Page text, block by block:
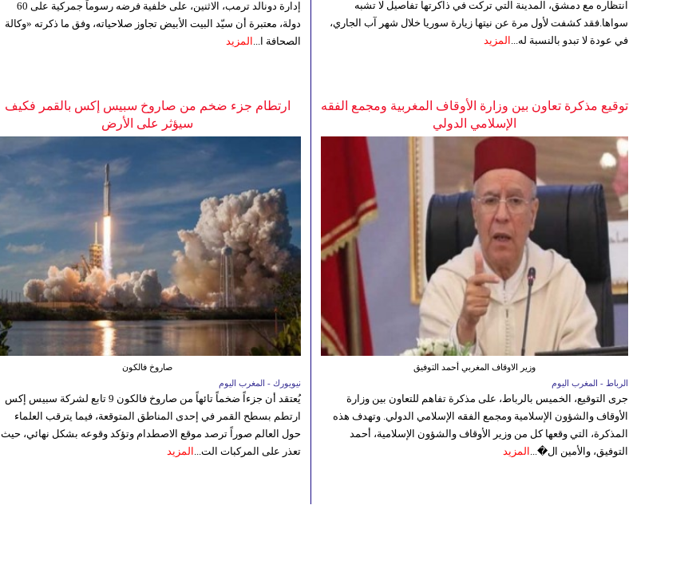
إدارة دونالد ترمب، الاثنين، على خلفية فرضه رسوماً جمركية على 60
دولة، معتبرة أن سيّد البيت الأبيض تجاوز صلاحياته، وفق ما ذكرته «وكالة
الصحافة ا... المزيد
انتظاره مع دمشق، المدينة التي تركت في ذاكرتها تفاصيل لا تشبه
سواها.فقد كشفت لأول مرة عن نيتها زيارة سوريا خلال شهر آب الجاري،
في عودة لا تبدو بالنسبة له... المزيد
ارتطام جزء ضخم من صاروخ سبيس إكس بالقمر فكيف
سيؤثر على الأرض
صاروخ فالكون
نيويورك - المغرب اليوم
يُعتقد أن جزءاً ضخماً تائهاً من صاروخ فالكون 9 تابع لشركة سبيس إكس
ارتطم بسطح القمر في إحدى المناطق المتوقعة، فيما يترقب العلماء
حول العالم صوراً ترصد موقع الاصطدام وتؤكد وقوعه بشكل نهائي، حيث
تعذر على المركبات الت... المزيد
توقيع مذكرة تعاون بين وزارة الأوقاف المغربية ومجمع الفقه
الإسلامي الدولي
وزير الاوقاف المغربي أحمد التوفيق
الرباط - المغرب اليوم
جرى التوقيع، الخميس بالرباط، على مذكرة تفاهم للتعاون بين وزارة
الأوقاف والشؤون الإسلامية ومجمع الفقه الإسلامي الدولي. وتهدف هذه
المذكرة، التي وقعها كل من وزير الأوقاف والشؤون الإسلامية، أحمد
التوفيق، والأمين ال�... المزيد